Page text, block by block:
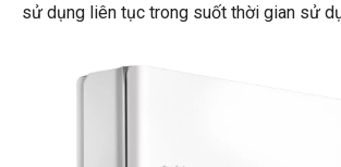
sử dụng liên tục trong suốt thời gian sử